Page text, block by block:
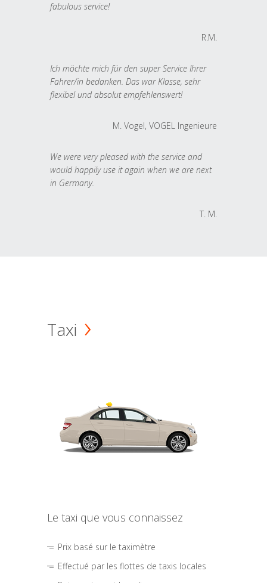
fabulous service!
R.M.
Ich möchte mich für den super Service Ihrer
Fahrer/in bedanken. Das war Klasse, sehr
flexibel und absolut empfehlenswert!
M. Vogel, VOGEL Ingenieure
We were very pleased with the service and
would happily use it again when we are next
in Germany.
T. M.
Taxi
Le taxi que vous connaissez
Prix basé sur le taximètre
Effectué par les flottes de taxis locales